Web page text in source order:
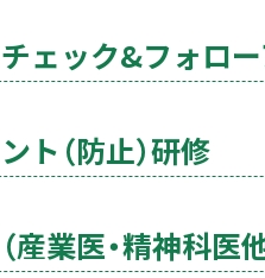
ェック&フォロ
ト（防止）研修
（産業医・精神科医